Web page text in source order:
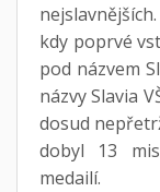
kdy poprvé
pod názvem
názvy Slavia
dosud
dobyl 13
medailí.